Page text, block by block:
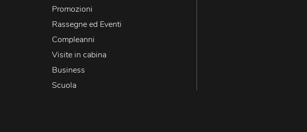
Promozioni
Rassegne ed Eventi
Compleanni
Visite in cabina
Business
Scuola